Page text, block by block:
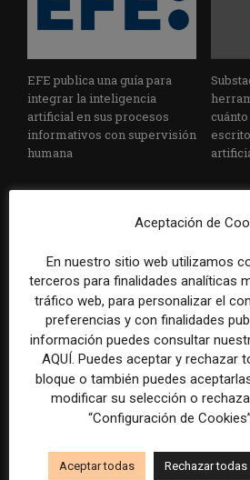
EFE publica una guía para
integrar la inteligencia
artificial en sus procesos
informativos con supervisión
humana
La Universidad CEU
Cardenal Herrera presenta
un informe con pautas para
informar sobre el suicidio
Paul
Aceptación de
En nuestro sitio web utilizamos
terceros para finalidades analíticas
tráfico web, para personalizar el
preferencias y con finalidades
información puedes consultar
AQUÍ. Puedes aceptar y rechazar
bloque o también puedes
modificar su selección o
“Configuración de
Aceptar todas Rechazar todas